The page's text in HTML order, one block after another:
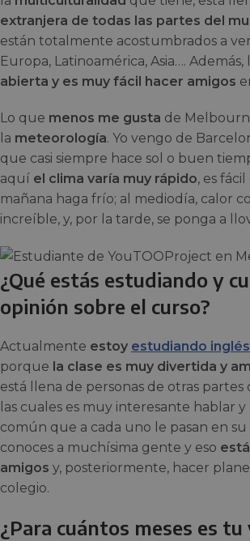
extranjera de todas las partes del
están totalmente acostumbrados a
Europa, Latinoamérica, Asia…. Además,
abierta y es muy fácil hacer amigos
Lo que menos me gusta de
la meteorología. Yo vengo de
que casi siempre hace sol o buen
aquí el clima varía muy rápido, es
mañana haga frío; al mediodía, calor
increíble, y, por la tarde, se ponga a
¿Qué estás estudiando y
opinión sobre el curso?
Actualmente estoy estudiando inglés
porque la clase es muy divertida y
está llena de personas de otras
las cuales es muy interesante hablar y
común que a cada uno le pasan en su
conoces a muchísima gente y eso
amigos y, posteriormente, hacer
colegio.
¿Para cuántos meses es tu